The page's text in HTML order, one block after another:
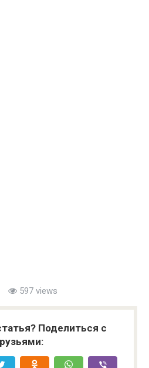
597 views
Поделиться с